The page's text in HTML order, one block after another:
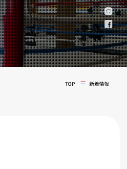
チケット購入
ャンペーン
戦コース
金システム
トネスコース
TOP 新着情報